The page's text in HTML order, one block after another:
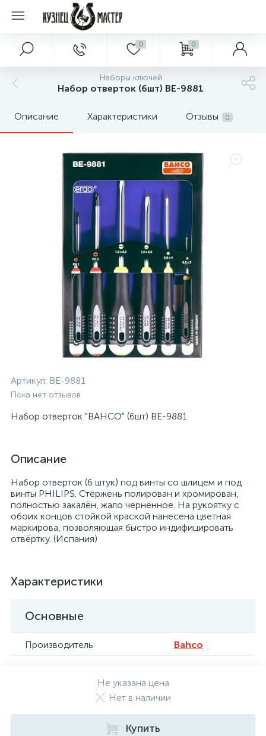
0 0
Наборы ключей
Набор отверток (6шт) BE-9881
Описание Характеристики Отзывы 0
Артикул: BE-9881
Пока нет отзывов
Набор отверток "BAHCO" (6шт) BE-9881
Описание
Набор отверток (6 штук) под винты со шлицем и под
винты PHILIPS. Стержень полирован и хромирован,
полностью закалён, жало чернённое. На рукоятку с
обоих концов стойкой краской нанесена цветная
маркирова, позволяющая быстро индифицировать
отвёртку. (Испания)
Характеристики
Основные
Производитель Bahco
Не указана цена
Нет в наличии
Купить